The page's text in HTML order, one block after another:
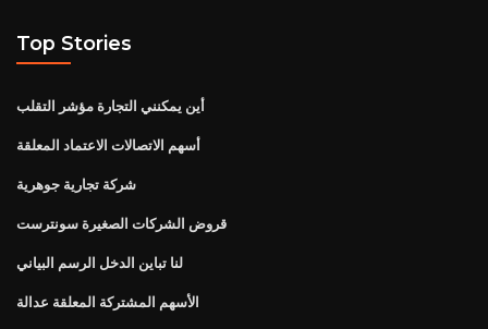
Top Stories
أين يمكنني التجارة مؤشر التقلب
أسهم الاتصالات الاعتماد المعلقة
شركة تجارية جوهرية
قروض الشركات الصغيرة سونترست
لنا تباين الدخل الرسم البياني
الأسهم المشتركة المعلقة عدالة